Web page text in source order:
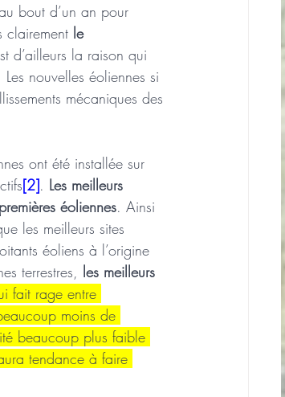
bout d’un an pour
clairement le
d’ailleurs la raison qui
nouvelles éoliennes si
mécaniques des
ont été installée sur
[2]. Les meilleurs
éoliennes. Ainsi
les meilleurs sites
éoliens à l’origine
terrestres, les meilleurs
fait rage entre
moins de
beaucoup plus faible
tendance à faire